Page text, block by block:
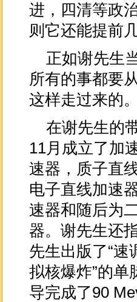
进，四清等政
则它还能提前
正如谢先生
所有的事都要
这样走过来的
在谢先生的
11月成立了加
速器，质子直
电子直线加速
速器和随后为
器。谢先生还
先生出版了“速
拟核爆炸”的
导完成了90